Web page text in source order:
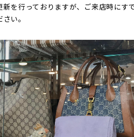
新を行っておりますが、ご来店時に
い。